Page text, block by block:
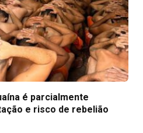
é parcialmente
e risco de rebelião